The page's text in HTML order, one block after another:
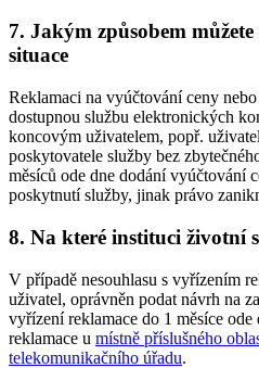
7. Jakým způsobem
situace
Reklamaci na vyúčtování ceny
dostupnou službu elektronických
koncovým uživatelem, popř.
poskytovatele služby bez
měsíců ode dne dodání vyúčtování
poskytnutí služby, jinak právo
8. Na které instituci životní
V případě nesouhlasu s vyřízením
uživatel, oprávněn podat návrh na
vyřízení reklamace do 1 měsíce
reklamace u místně příslušného
telekomunikačního úřadu.